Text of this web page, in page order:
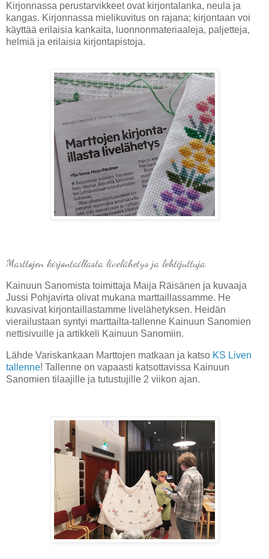
Kirjonnassa perustarvikkeet ovat kirjontalanka, neula ja
kangas. Kirjonnassa mielikuvitus on rajana; kirjontaan voi
käyttää erilaisia kankaita, luonnonmateriaaleja, paljetteja,
helmiä ja erilaisia kirjontapistoja.
Marttojen kirjontaillasta livelähetys ja lehtijuttuja
Kainuun Sanomista toimittaja Maija Räisänen ja kuvaaja
Jussi Pohjavirta olivat mukana marttaillassamme. He
kuvasivat kirjontaillastamme livelähetyksen. Heidän
vierailustaan syntyi marttailta-tallenne Kainuun Sanomien
nettisivuille ja artikkeli Kainuun Sanomiin.
Lähde Variskankaan Marttojen matkaan ja katso KS Liven
tallenne! Tallenne on vapaasti katsottavissa Kainuun
Sanomien tilaajille ja tutustujille 2 viikon ajan.